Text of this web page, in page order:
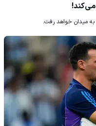
به میدان خواهد رفت.